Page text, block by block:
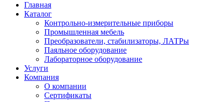
Главная
Каталог
Контрольно-измерительные приборы
Промышленная мебель
Преобразователи, стабилизаторы, ЛАТРы
Паяльное оборудование
Лабораторное оборудование
Услуги
Компания
О компании
Сертификаты